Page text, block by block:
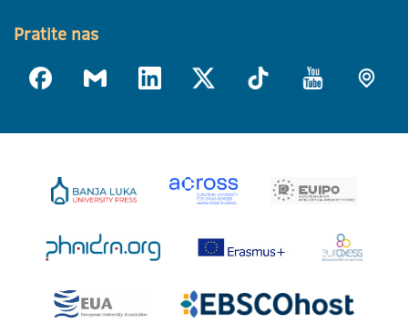
Pratite nas